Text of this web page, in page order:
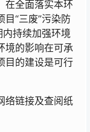
在全面落实本环
“三废”污染防
内持续加强环境
境的影响在可承
目的建设是可行
络链接及查阅纸